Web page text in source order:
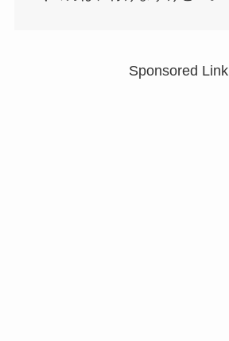
Sponsored Link